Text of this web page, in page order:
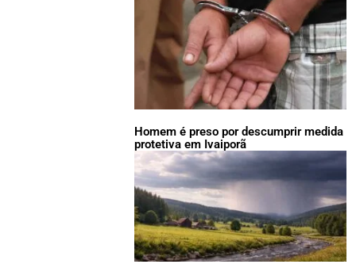
Homem é preso por descumprir medida
protetiva em Ivaiporã